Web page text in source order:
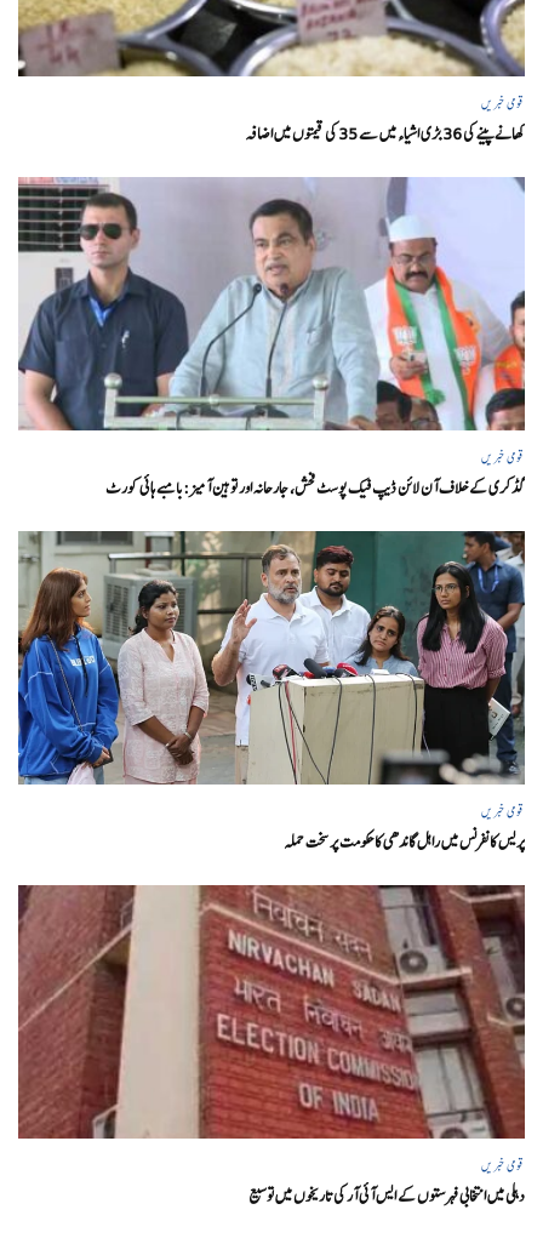
قومی خبریں
کھانے پینے کی 36 بڑی اشیاء میں سے 35 کی قیمتوں میں اضافہ
قومی خبریں
گڈکری کے خلاف آن لائن ڈیپ فیک پوسٹ فحش، جارحانہ اور توہین آمیز:بامبے ہائی کورٹ
قومی خبریں
پریس کانفرنس میں راہل گاندھی کا حکومت پر سخت حملہ
قومی خبریں
دہلی میں انتخابی فہرستوں کے ایس آئی آر کی تاریخوں میں توسیع